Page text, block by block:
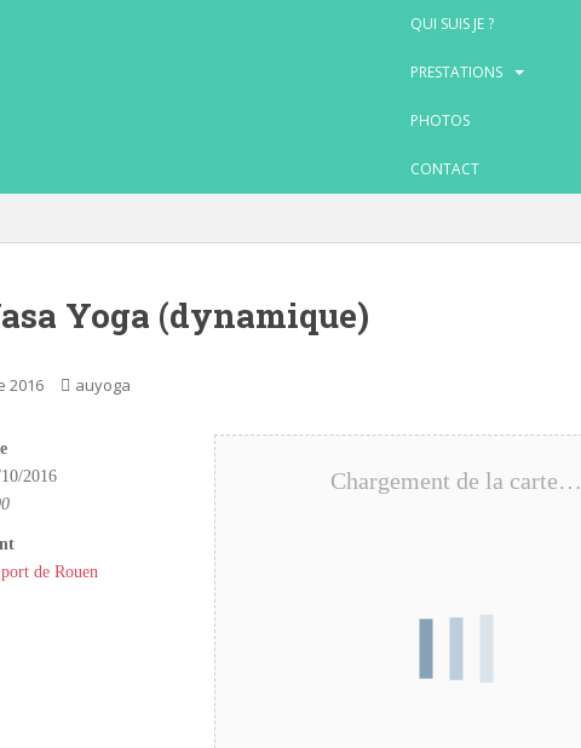
QUI SUIS JE ?
PRESTATIONS
PHOTOS
CONTACT
Yoga (dynamique)
2016 auyoga
Chargement de la carte…
2016
de Rouen